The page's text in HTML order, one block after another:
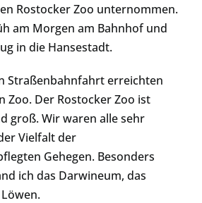
Rostocker Zoo unternommen.
am Morgen am Bahnhof und
in die Hansestadt.
Straßenbahnfahrt erreichten
Zoo. Der Rostocker Zoo ist
groß. Wir waren alle sehr
Vielfalt der
Gehegen. Besonders
ich das Darwineum, das